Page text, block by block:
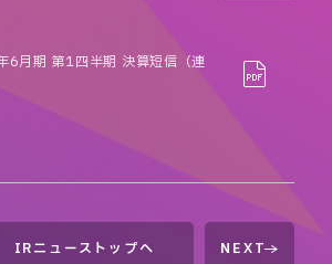
6月期 第1四半期 決算短信（連
IRニューストップへ NEXT